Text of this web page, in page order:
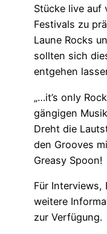
Stücke live auf
Festivals zu
Laune Rocks
sollten sich
entgehen
„…it’s only
gängigen
Dreht die
den Grooves
Greasy Spoon!
Für Interviews,
weitere
zur Verfügung.